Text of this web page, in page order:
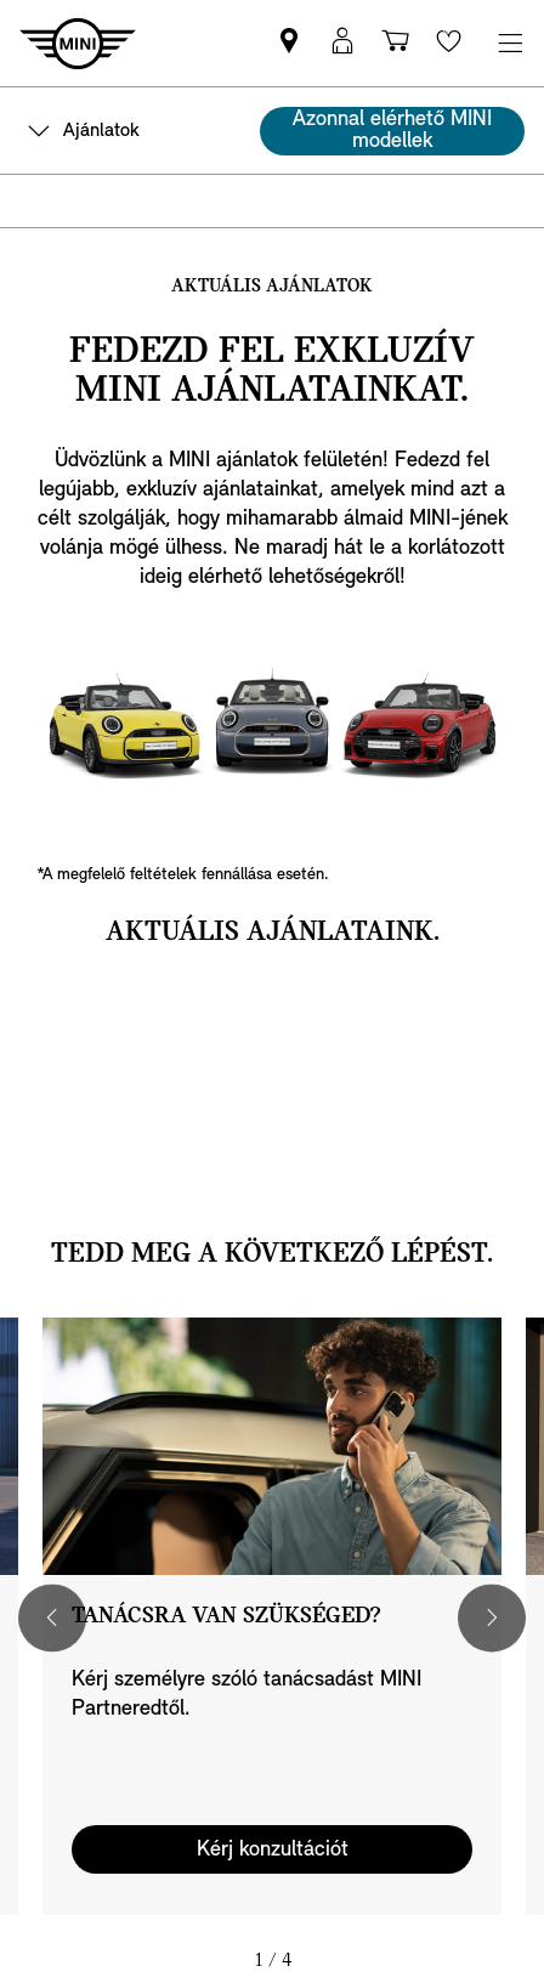
MINI-
partner
keresése
MyMINI
belépés
Wishlist
Ajánlatok
Azonnal elérhető MINI
modellek
AKTUÁLIS AJÁNLATOK
FEDEZD FEL EXKLUZÍV
MINI AJÁNLATAINKAT.
Üdvözlünk a MINI ajánlatok felületén! Fedezd fel
legújabb, exkluzív ajánlatainkat, amelyek mind azt a
célt szolgálják, hogy mihamarabb álmaid MINI-jének
volánja mögé ülhess. Ne maradj hát le a korlátozott
ideig elérhető lehetőségekről!
*A megfelelő feltételek fennállása esetén.
AKTUÁLIS AJÁNLATAINK.
TEDD MEG A KÖVETKEZŐ LÉPÉST.
TANÁCSRA VAN SZÜKSÉGED?
Kérj személyre szóló tanácsadást MINI
Partneredtől.
Kérj konzultációt
1 / 4